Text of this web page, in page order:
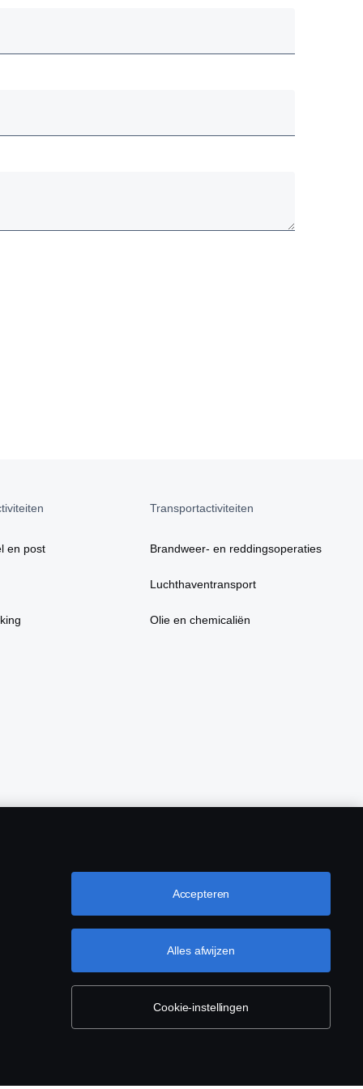
en post
Transportactiviteiten
Brandweer- en reddingsoperaties
Luchthaventransport
Olie en chemicaliën
Cookie-instellingen
Alles afwijzen
Accepteren